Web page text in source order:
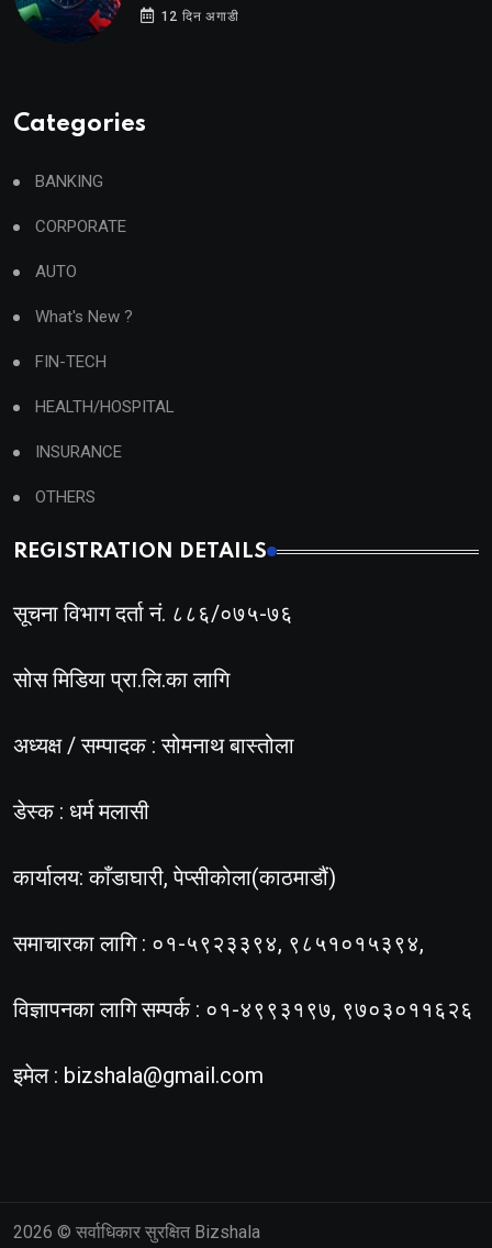
12 दिन अगाडी
Categories
BANKING
CORPORATE
AUTO
What's New ?
FIN-TECH
HEALTH/HOSPITAL
INSURANCE
OTHERS
REGISTRATION DETAILS
सूचना विभाग दर्ता नं. ८८६/०७५-७६
सोस मिडिया प्रा.लि.का लागि
अध्यक्ष / सम्पादक : सोमनाथ बास्तोला
डेस्क : धर्म मलासी
कार्यालय: काँडाघारी, पेप्सीकोला(काठमाडौं)
समाचारका लागि : ०१-५९२३३९४, ९८५१०१५३९४,
विज्ञापनका लागि सम्पर्क : ०१-४९९३१९७, ९७०३०११६२६
इमेल : bizshala@gmail.com
2026 © सर्वाधिकार सुरक्षित Bizshala